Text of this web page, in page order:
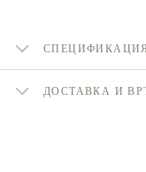
ДОСТАВКА И